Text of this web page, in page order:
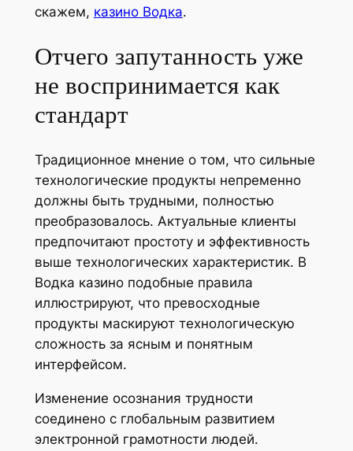
скажем, казино Водка.
Отчего запутанность уже
не воспринимается как
стандарт
Традиционное мнение о том, что сильные
технологические продукты непременно
должны быть трудными, полностью
преобразовалось. Актуальные клиенты
предпочитают простоту и эффективность
выше технологических характеристик. В
Водка казино подобные правила
иллюстрируют, что превосходные
продукты маскируют технологическую
сложность за ясным и понятным
интерфейсом.
Изменение осознания трудности
соединено с глобальным развитием
электронной грамотности людей.